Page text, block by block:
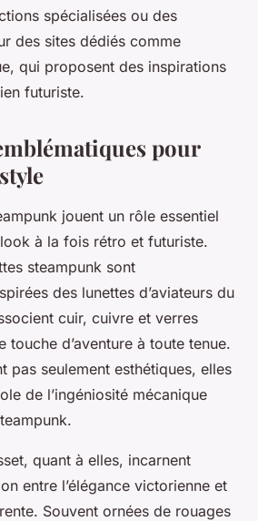
spécialisées ou des
des sites dédiés comme
qui proposent des inspirations
futuriste.
pour
jouent un rôle essentiel
à la fois rétro et futuriste.
steampunk sont
des lunettes d’aviateurs du
cuir, cuivre et verres
touche d’aventure à toute tenue.
pas seulement esthétiques, elles
de l’ingéniosité mécanique
quant à elles, incarnent
entre l’élégance victorienne et
Souvent ornées de rouages